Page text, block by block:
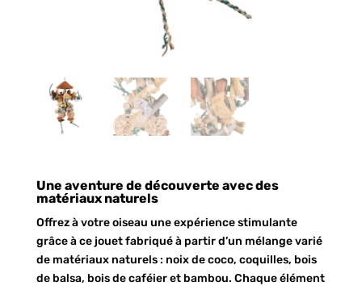
Une aventure de découverte avec des
matériaux naturels
Offrez à votre oiseau une expérience stimulante
grâce à ce jouet fabriqué à partir d’un mélange varié
de matériaux naturels : noix de coco, coquilles, bois
de balsa, bois de caféier et bambou. Chaque élément